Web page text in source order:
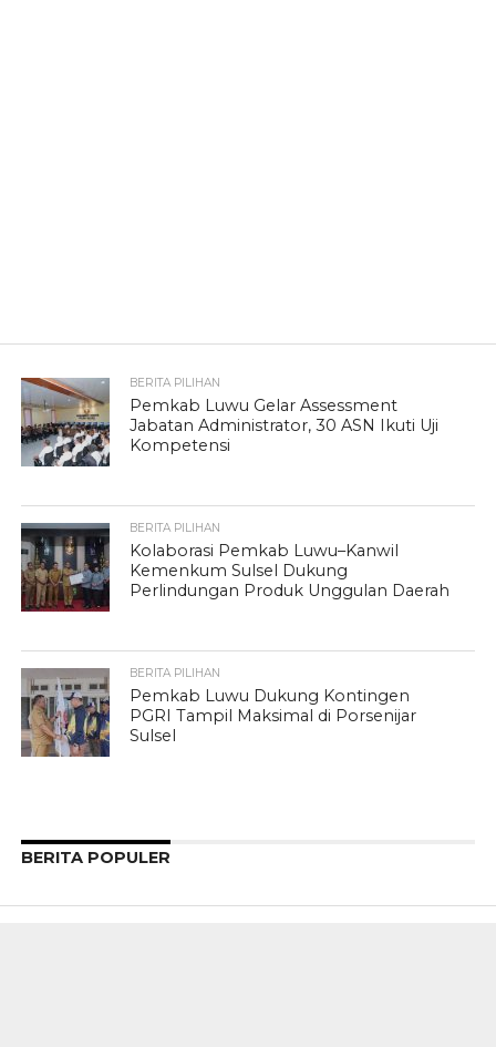
BERITA PILIHAN
Pemkab Luwu Gelar Assessment
Jabatan Administrator, 30 ASN Ikuti Uji
Kompetensi
BERITA PILIHAN
Kolaborasi Pemkab Luwu–Kanwil
Kemenkum Sulsel Dukung
Perlindungan Produk Unggulan Daerah
BERITA PILIHAN
Pemkab Luwu Dukung Kontingen
PGRI Tampil Maksimal di Porsenijar
Sulsel
BERITA POPULER